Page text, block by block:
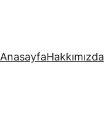
AnasayfaHakkımızda